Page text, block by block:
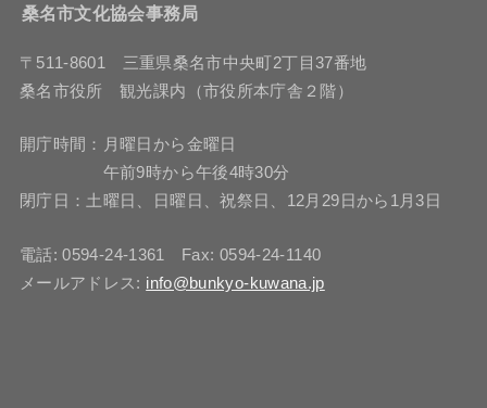
桑名市文化協会事務局
〒511-8601 三重県桑名市中央町2丁目37番地
桑名市役所 観光課内（市役所本庁舎２階）
開庁時間：月曜日から金曜日
午前9時から午後4時30分
閉庁日：土曜日、日曜日、祝祭日、12月29日から1月3日
電話: 0594-24-1361 Fax: 0594-24-1140
メールアドレス: info@bunkyo-kuwana.jp